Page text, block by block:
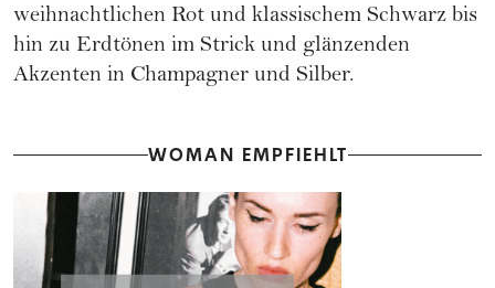
weihnachtlichen Rot und klassischem Schwarz bis
hin zu Erdtönen im Strick und glänzenden
Akzenten in Champagner und Silber.
WOMAN EMPFIEHLT